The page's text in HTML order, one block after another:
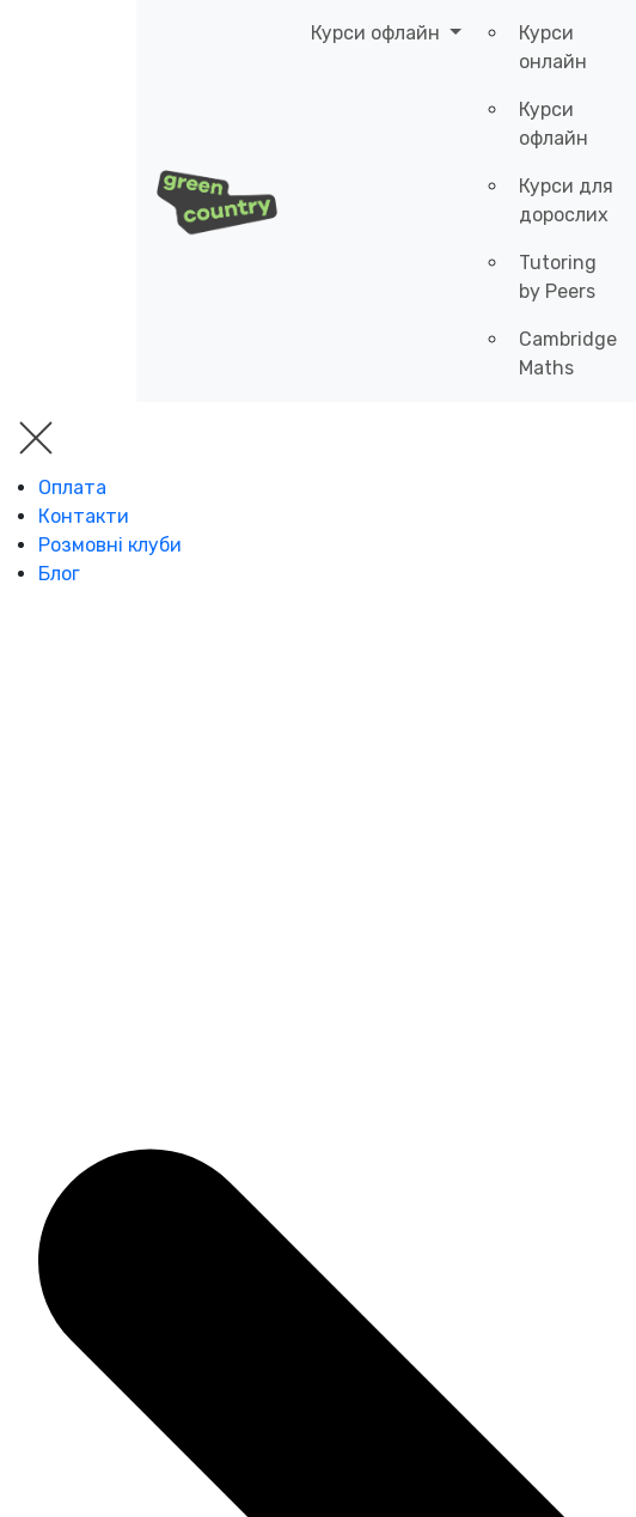
Курси офлайн
Курси
онлайн
Курси
офлайн
Курси для
дорослих
Tutoring
by Peers
Cambridge
Maths
Оплата
Контакти
Розмовні клуби
Блог